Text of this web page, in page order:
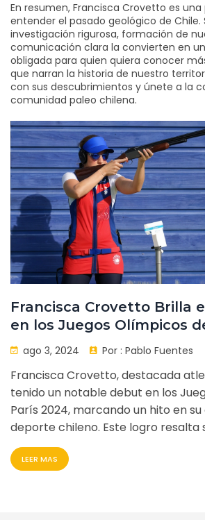
En resumen, Francisca Crovetto es
entender el pasado geológico de
investigación rigurosa, formación de
comunicación clara la convierten en
obligada para quien quiera conocer
que narran la historia de nuestro
con sus descubrimientos y únete a la
comunidad paleo chilena.
Francisca Crovetto Brilla
en los Juegos Olímpicos
ago 3, 2024 Por : Pablo Fuentes
Francisca Crovetto, destacada
tenido un notable debut en los
París 2024, marcando un hito en
deporte chileno. Este logro resalta
preparación y compromiso,
expectativas para sus próximas
LEER MAS